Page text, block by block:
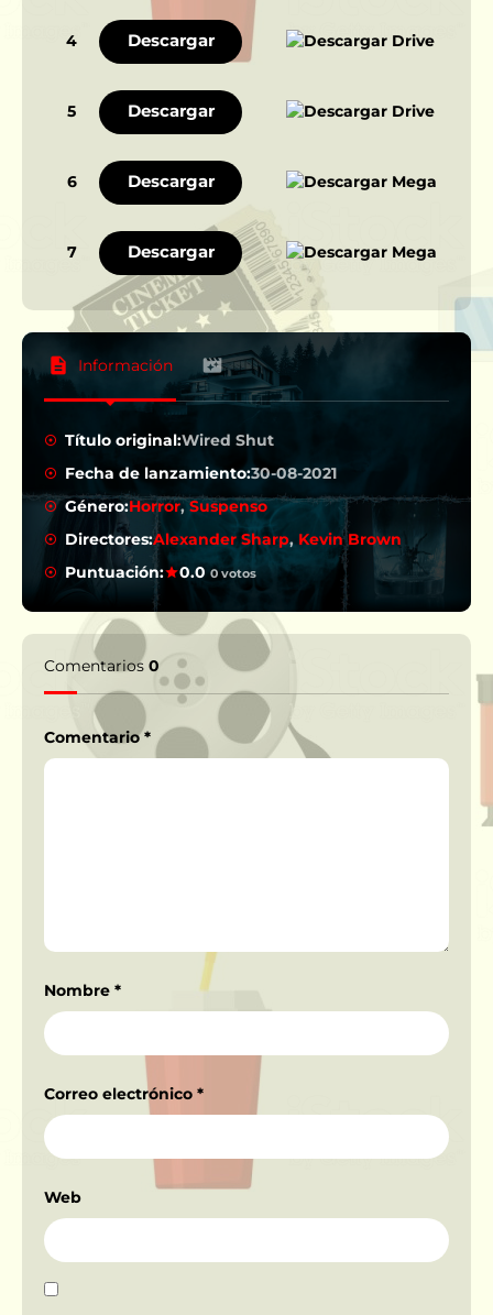
4 Descargar
5 Descargar
6 Descargar
7 Descargar
Información
Título original:Wired Shut
Fecha de lanzamiento:30-08-2021
Género:Horror,Suspenso
Directores:Alexander Sharp, Kevin Brown
Puntuación:
0.0 0 votos
Comentarios 0
Comentario*
Nombre *
Correo electrónico *
Web